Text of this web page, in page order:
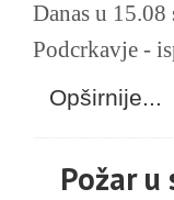
Danas u
Podcrkavje -
Opširnije...
Požar